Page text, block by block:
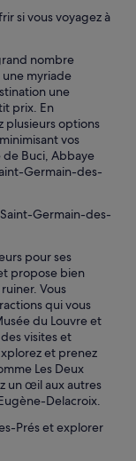
si vous voyagez à
nombre
myriade
une
prix. En
plusieurs options
vos
de Buci, Abbaye
Germain-des-
Germain-des-
pour ses
propose bien
Vous
qui vous
du Louvre et
visites et
et prenez
Les Deux
un œil aux autres
Delacroix.
Prés et explorer